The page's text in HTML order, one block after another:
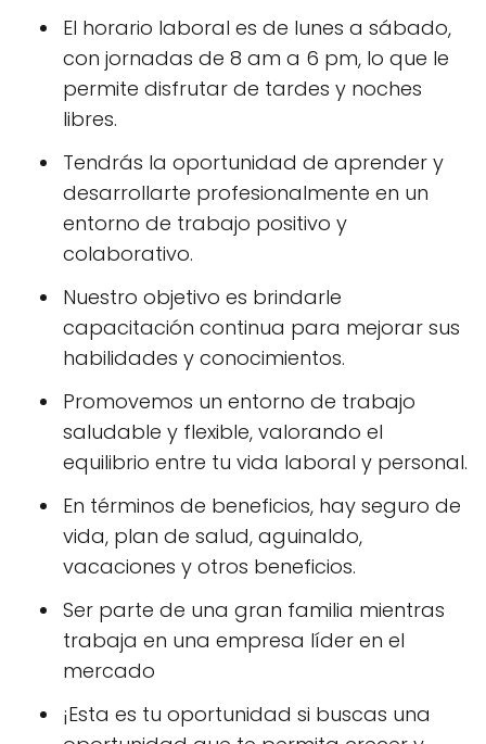
El horario laboral es de lunes a sábado,
con jornadas de 8 am a 6 pm, lo que le
permite disfrutar de tardes y noches
libres.
Tendrás la oportunidad de aprender y
desarrollarte profesionalmente en un
entorno de trabajo positivo y
colaborativo.
Nuestro objetivo es brindarle
capacitación continua para mejorar sus
habilidades y conocimientos.
Promovemos un entorno de trabajo
saludable y flexible, valorando el
equilibrio entre tu vida laboral y personal.
En términos de beneficios, hay seguro de
vida, plan de salud, aguinaldo,
vacaciones y otros beneficios.
Ser parte de una gran familia mientras
trabaja en una empresa líder en el
mercado
¡Esta es tu oportunidad si buscas una